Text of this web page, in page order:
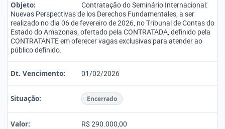
Objeto:
Contratação do Seminário Internacional:
Nuevas Perspectivas de los Derechos Fundamentales, a ser
realizado no dia 06 de fevereiro de 2026, no Tribunal de Contas do
Estado do Amazonas, ofertado pela CONTRATADA, definido pela
CONTRATANTE em oferecer vagas exclusivas para atender ao
público definido.
Dt. Vencimento: 01/02/2026
Situação: Encerrado
Valor: R$ 290.000,00